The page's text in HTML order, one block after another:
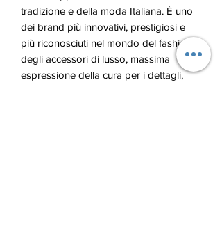
tradizione e della moda Italiana. È uno
dei brand più innovativi, prestigiosi e
più riconosciuti nel mondo del fashion e
degli accessori di lusso, massima
espressione della cura per i dettagli,